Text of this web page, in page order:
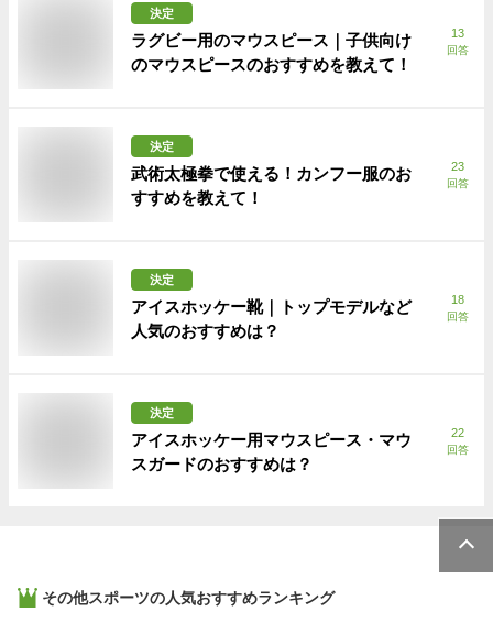
決定
ラグビー用のマウスピース｜子供向け
のマウスピースのおすすめを教えて！
13
回答
決定
武術太極拳で使える！カンフー服のお
すすめを教えて！
23
回答
決定
アイスホッケー靴｜トップモデルなど
人気のおすすめは？
18
回答
決定
アイスホッケー用マウスピース・マウ
スガードのおすすめは？
22
回答
その他スポーツの人気おすすめランキング